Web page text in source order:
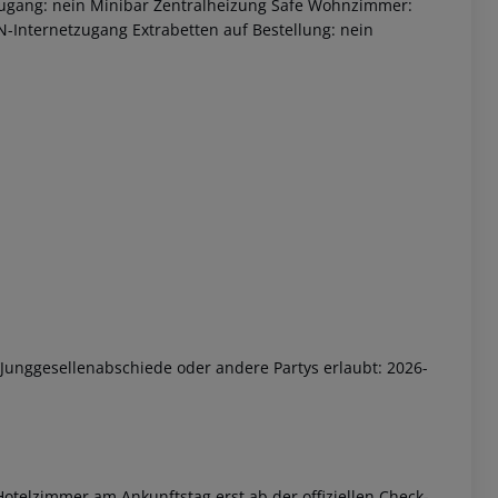
nein Minibar Zentralheizung Safe Wohnzimmer:
Internetzugang Extrabetten auf Bestellung: nein
oder andere Partys erlaubt: 2026-